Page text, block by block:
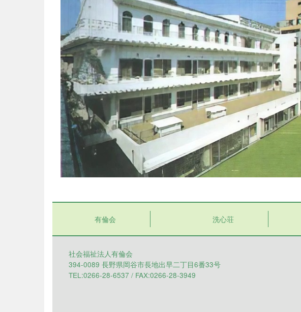
有倫会 洗心荘
社会福祉法人有倫会
394-0089 長野県岡谷市長地出早二丁目6番33号
TEL:0266-28-6537 / FAX:0266-28-3949